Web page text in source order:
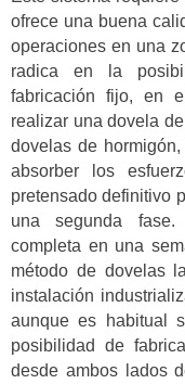
ofrece una buena
operaciones en una
radica en la
fabricación fijo, en
realizar una dovela
dovelas de
absorber los
pretensado definitivo
una segunda fase.
completa en una
método de dovelas
instalación
aunque es habitual
posibilidad de
desde ambos lados